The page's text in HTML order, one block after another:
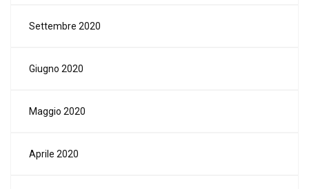
Settembre 2020
Giugno 2020
Maggio 2020
Aprile 2020